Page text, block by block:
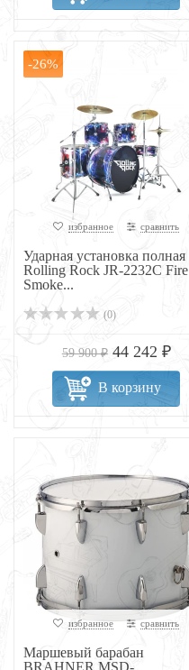
-26%
избранное сравнить
Ударная установка полная
Rolling Rock JR-2232C Fire
Smoke...
(0)
59 900 ₽ 44 242 ₽
В корзину
избранное сравнить
Маршевый барабан
BRAHNER MSD-